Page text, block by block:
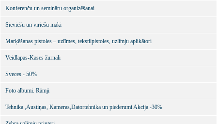
Konferenču un semināru organizēšanai
Sieviešu un vīriešu maki
Marķēšanas pistoles – uzlīmes, tekstilpistoles, uzlīmju aplikātori
Veidlapas-Kases žurnāli
Sveces - 50%
Foto albumi. Rāmji
Tehnika ,Austiņas, Kameras,Datortehnika un piederumi Akcija -30%